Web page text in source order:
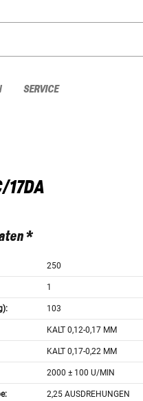
SERVICE
17DA
*
250
1
103
KALT 0,12-0,17 MM
KALT 0,17-0,22 MM
2000 ± 100 U/MIN
2,25 AUSDREHUNGEN